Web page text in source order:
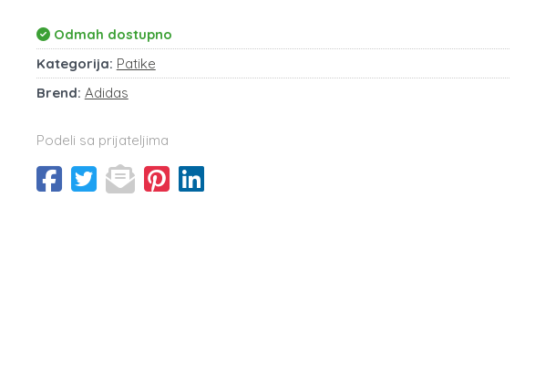
Odmah dostupno
Kategorija: Patike
Brend: Adidas
Podeli sa prijateljima